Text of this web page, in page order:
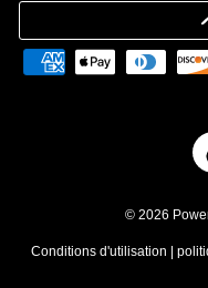
© 2026
Conditions d'utilisation |